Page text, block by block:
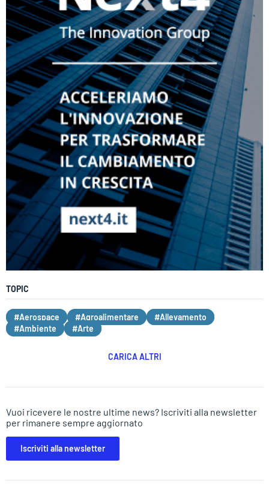
TOPIC
#Aerospace #Agroalimentare
#Allevamento
#Ambiente
#Arte
CARICA ALTRI
Vuoi ricevere le nostre ultime news? Iscriviti alla newsletter
per rimanere sempre aggiornato
Iscriviti alla newsletter